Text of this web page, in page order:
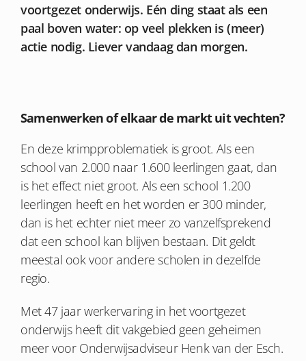
voortgezet onderwijs. Eén ding staat als een
paal boven water: op veel plekken is (meer)
actie nodig. Liever vandaag dan morgen.
Samenwerken of elkaar de markt uit vechten?
En deze krimpproblematiek is groot. Als een
school van 2.000 naar 1.600 leerlingen gaat, dan
is het effect niet groot. Als een school 1.200
leerlingen heeft en het worden er 300 minder,
dan is het echter niet meer zo vanzelfsprekend
dat een school kan blijven bestaan. Dit geldt
meestal ook voor andere scholen in dezelfde
regio.
Met 47 jaar werkervaring in het voortgezet
onderwijs heeft dit vakgebied geen geheimen
meer voor Onderwijsadviseur Henk van der Esch.